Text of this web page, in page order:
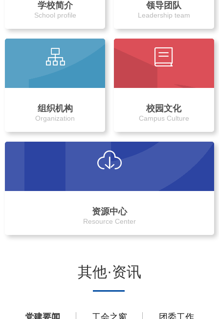
学校简介
School profile
领导团队
Leadership team
组织机构
Organization
校园文化
Campus Culture
资源中心
Resource Center
其他·资讯